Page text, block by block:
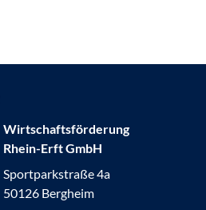
Wirtschaftsförderung
Rhein-Erft GmbH
Sportparkstraße 4a
50126 Bergheim